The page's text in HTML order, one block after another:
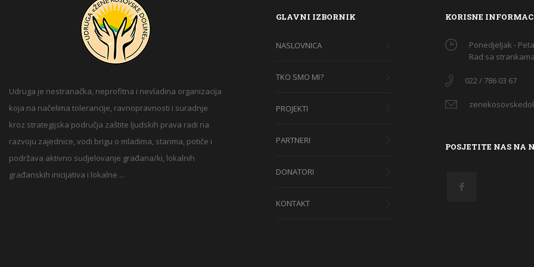
Udruga je nestranačka, neprofitna i nevladina organizacija
koja na načelima tolerancije, ravnopravnosti i suradnje
kroz strategijska područja zaštite ljudskih prava radi na
razvoju zajednice, vodi brigu o mladima, starima, potiče i
podržava aktivno sudjelovanje građana/ki, lokalnih
građanskih inicijativa i lokalne ...
GLAVNI IZBORNIK
NASLOVNICA
TKO SMO MI?
PROJEKTI
PARTNERI
DONATORI
KONTAKT
KORISNE
Ponedjeljak -
Rad sa
022 / 786 03 67
POSJETITE NAS NA